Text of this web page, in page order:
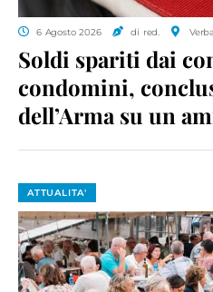
6 Agosto 2026 di red.
Soldi spariti dai
condomini,
dell’Arma su un
ATTUALITA'